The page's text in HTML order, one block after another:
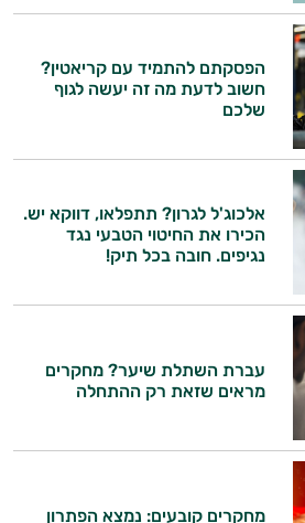
הפסקתם להתמיד עם קריאטין?
חשוב לדעת מה זה יעשה לגוף
שלכם
אלכוג'ל לגרון? תתפלאו, דווקא יש.
הכירו את החיטוי הטבעי נגד
נגיפים. חובה בכל תיק!
עברת השתלת שיער? מחקרים
מראים שזאת רק ההתחלה
מחקרים קובעים: נמצא הפתרון